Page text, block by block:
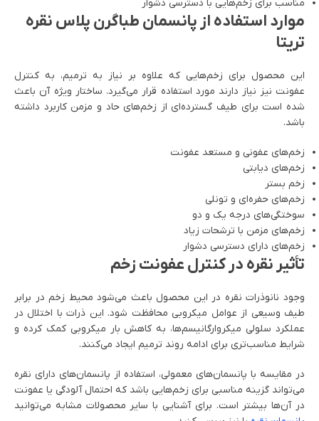
مناسب برای زخم‌هایی با دسترسی دشوار
موارد استفاده از پانسمان طباگرن پلاس نقره
تریتا
این محصول برای زخم‌هایی که علاوه بر نیاز به ترمیم، به کنترل
عفونت نیز نیاز دارند مورد استفاده قرار می‌گیرد. ساختار ویژه آن باعث
شده است برای طیف گسترده‌ای از زخم‌های حاد و مزمن کاربرد داشته
باشد.
زخم‌های عفونی و مستعد عفونت
زخم‌های دیابتی
زخم بستر
زخم‌های حفره‌ای و تونلی
سوختگی‌های درجه یک و دو
زخم‌های مزمن با ترشحات زیاد
زخم‌های دارای دسترسی دشوار
تأثیر نقره در کنترل عفونت زخم
وجود نانوذرات نقره در این محصول باعث می‌شود محیط زخم در برابر
طیف وسیعی از عوامل میکروبی محافظت شود. این ذرات با اختلال در
عملکرد سلولی میکروارگانیسم‌ها، به کاهش بار میکروبی کمک کرده و
شرایط مناسب‌تری برای ادامه روند ترمیم ایجاد می‌کنند.
در مقایسه با پانسمان‌های معمولی، استفاده از پانسمان‌های دارای نقره
می‌تواند گزینه مناسبی برای زخم‌هایی باشد که احتمال آلودگی یا عفونت
در آن‌ها بیشتر است. برای آشنایی با سایر محصولات مشابه می‌توانید